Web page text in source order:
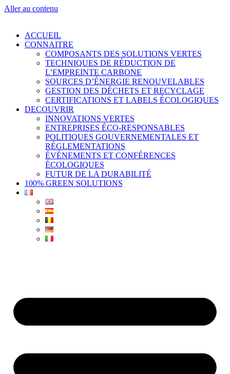
Aller au contenu
ACCUEIL
CONNAITRE
COMPOSANTS DES SOLUTIONS VERTES
TECHNIQUES DE RÉDUCTION DE
L’EMPREINTE CARBONE
SOURCES D’ÉNERGIE RENOUVELABLES
GESTION DES DÉCHETS ET RECYCLAGE
CERTIFICATIONS ET LABELS ÉCOLOGIQUES
DECOUVRIR
INNOVATIONS VERTES
ENTREPRISES ÉCO-RESPONSABLES
POLITIQUES GOUVERNEMENTALES ET
RÉGLEMENTATIONS
ÉVÉNEMENTS ET CONFÉRENCES
ÉCOLOGIQUES
FUTUR DE LA DURABILITÉ
100% GREEN SOLUTIONS